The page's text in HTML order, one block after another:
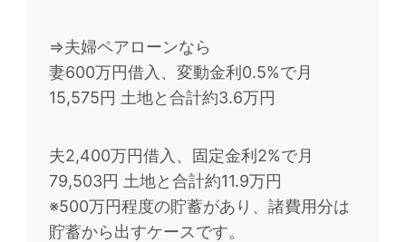
⇒夫婦ペアローンなら
妻600万円借入、変動金利0.5%で月
15,575円 土地と合計約3.6万円
夫2,400万円借入、固定金利2%で月
79,503円 土地と合計約11.9万円
※500万円程度の貯蓄があり、諸費用分は
貯蓄から出すケースです。